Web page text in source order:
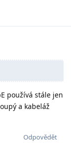
používá stále jen
a kabeláž
Odpovědět